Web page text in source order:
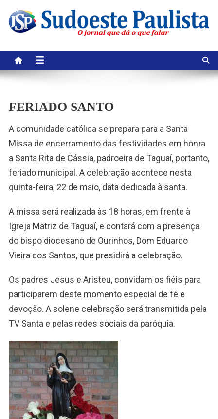
content
FERIADO SANTO
A comunidade católica se prepara para a Santa
Missa de encerramento das festividades em honra
a Santa Rita de Cássia, padroeira de Taguaí, portanto,
feriado municipal. A celebração acontece nesta
quinta-feira, 22 de maio, data dedicada à santa.
A missa será realizada às 18 horas, em frente à
Igreja Matriz de Taguaí, e contará com a presença
do bispo diocesano de Ourinhos, Dom Eduardo
Vieira dos Santos, que presidirá a celebração.
Os padres Jesus e Aristeu, convidam os fiéis para
participarem deste momento especial de fé e
devoção. A solene celebração será transmitida pela
TV Santa e pelas redes sociais da paróquia.